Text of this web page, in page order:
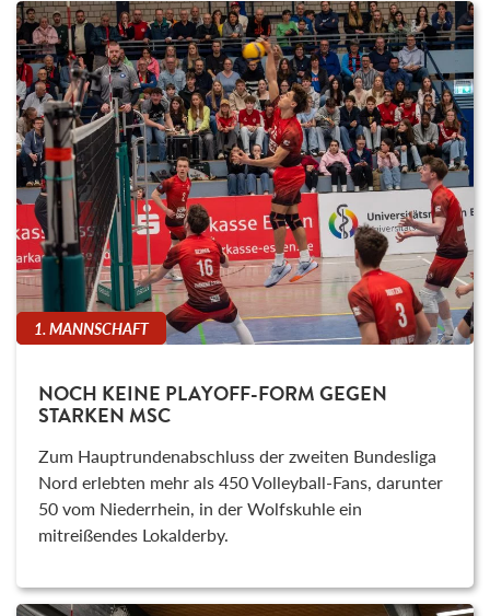
1. MANNSCHAFT
NOCH KEINE PLAYOFF-FORM GEGEN
STARKEN MSC
Zum Hauptrundenabschluss der zweiten Bundesliga
Nord erlebten mehr als 450 Volleyball-Fans, darunter
50 vom Niederrhein, in der Wolfskuhle ein
mitreißendes Lokalderby.